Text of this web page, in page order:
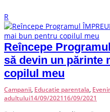
R
Reîncepe
să devin un părinte
copilul meu
Campanii, Educatie parentala,
adultului14/09/202116/09/2021